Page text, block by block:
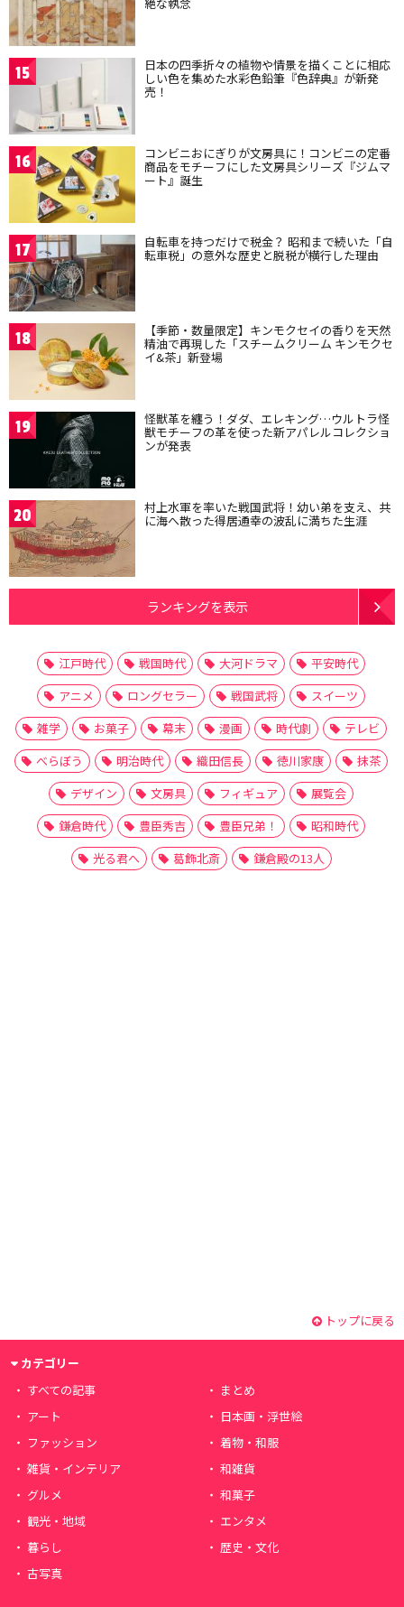
15 日本の四季折々の植物や情景を描くことに相応
しい色を集めた水彩色鉛筆『色辞典』が新発
売！
16 コンビニおにぎりが文房具に！コンビニの定番
商品をモチーフにした文房具シリーズ『ジムマ
ート』誕生
17 自転車を持つだけで税金？ 昭和まで続いた「自
転車税」の意外な歴史と脱税が横行した理由
18 【季節・数量限定】キンモクセイの香りを天然
精油で再現した「スチームクリーム キンモクセ
イ&茶」新登場
19 怪獣革を纏う！ダダ、エレキング…ウルトラ怪
獣モチーフの革を使った新アパレルコレクショ
ンが発表
20 村上水軍を率いた戦国武将！幼い弟を支え、共
に海へ散った得居通幸の波乱に満ちた生涯
ランキングを表示
江戸時代 戦国時代 大河ドラマ
平安時代
アニメ
ロングセラー 戦国武将
スイーツ
雑学
お菓子 幕末 漫画 時代劇
テレビ
べらぼう
明治時代 織田信長 徳川家康
抹茶
デザイン
文房具 フィギュア
展覧会
鎌倉時代
豊臣秀吉 豊臣兄弟！
昭和時代
光る君へ
葛飾北斎 鎌倉殿の13人
トップに戻る
カテゴリー
すべての記事
まとめ
アート
日本画・浮世絵
ファッション
着物・和服
雑貨・インテリア
和雑貨
グルメ
和菓子
観光・地域
エンタメ
暮らし
歴史・文化
古写真